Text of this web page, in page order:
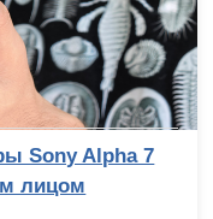
Sony Alpha 7
лицом